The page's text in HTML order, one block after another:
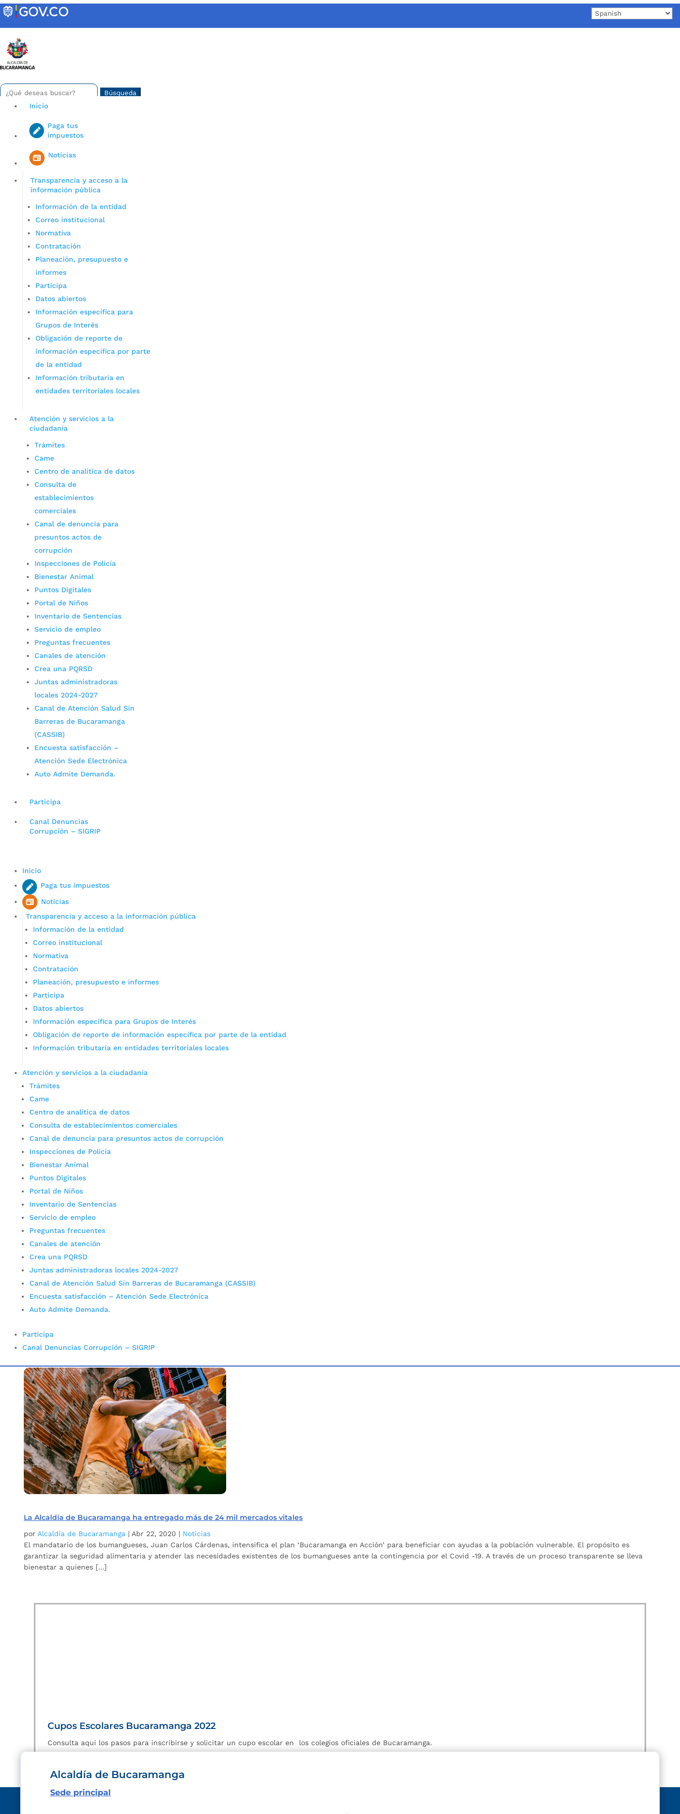
Skip
to
Buscar:
Search
for...
Iniciar sesión en gov co
Inicio
Paga tus
impuestos
Noticias
Transparencia y acceso a la
información pública
Información de la entidad
Correo institucional
Normativa
Contratación
Planeación, presupuesto e
informes
Participa
Datos abiertos
Información específica para
Grupos de Interés
Obligación de reporte de
información específica por parte
de la entidad
Información tributaria en
entidades territoriales locales
Atención y servicios a la
ciudadanía
Trámites
Came
Centro de analítica de datos
Consulta de
establecimientos
comerciales
Canal de denuncia para
presuntos actos de
corrupción
Inspecciones de Policía
Bienestar Animal
Puntos Digitales
Portal de Niños
Inventario de Sentencias
Servicio de empleo
Preguntas frecuentes
Canales de atención
Crea una PQRSD
Juntas administradoras
locales 2024-2027
Canal de Atención Salud Sin
Barreras de Bucaramanga
(CASSIB)
Encuesta satisfacción –
Atención Sede Electrónica
Auto Admite Demanda.
Participa
Canal Denuncias
Corrupción – SIGRIP
Inicio
Paga tus impuestos
Noticias
Transparencia y acceso a la información pública
Información de la entidad
Correo institucional
Normativa
Contratación
Planeación, presupuesto e informes
Participa
Datos abiertos
Información específica para Grupos de Interés
Obligación de reporte de información específica por parte de la entidad
Información tributaria en entidades territoriales locales
Atención y servicios a la ciudadanía
Trámites
Came
Centro de analítica de datos
Consulta de establecimientos comerciales
Canal de denuncia para presuntos actos de corrupción
Inspecciones de Policía
Bienestar Animal
Puntos Digitales
Portal de Niños
Inventario de Sentencias
Servicio de empleo
Preguntas frecuentes
Canales de atención
Crea una PQRSD
Juntas administradoras locales 2024-2027
Canal de Atención Salud Sin Barreras de Bucaramanga (CASSIB)
Encuesta satisfacción – Atención Sede Electrónica
Auto Admite Demanda.
Participa
Canal Denuncias Corrupción – SIGRIP
Inicio 5 Etiqueta: Plan Bucaramanga en Acción
La Alcaldía de Bucaramanga ha entregado más de 24 mil mercados vitales
por Alcaldía de Bucaramanga | Abr 22, 2020 | Noticias
El mandatario de los bumangueses, Juan Carlos Cárdenas, intensifica el plan ‘Bucaramanga en Acción’ para beneficiar con ayudas a la población vulnerable. El propósito es
garantizar la seguridad alimentaria y atender las necesidades existentes de los bumangueses ante la contingencia por el Covid -19. A través de un proceso transparente se lleva
bienestar a quienes […]
Cupos Escolares Bucaramanga 2022
Consulta aqui los pasos para inscribirse y solicitar un cupo escolar en los colegios oficiales de Bucaramanga.
Alcaldía de Bucaramanga
Sede principal